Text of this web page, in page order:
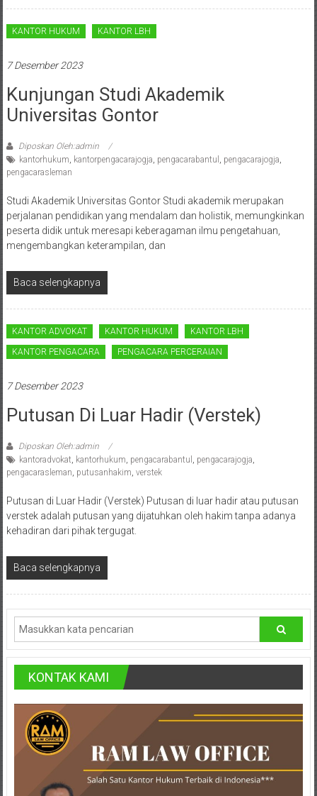
Gunung
Kidul,
Kulon
Progo,
Balikpapan,
Jakarta
Pusat,
Tanggerang,
Purworejo,
Kebumen,
Tasikmalaya,
Purwodadi,
Pacitan,
Palembang,
Bandar
Lampung,
Badung,
Gianyar,
Mataram,
Lombok,
Temanggung,
Sragen,
Karanganyar,
Malang,
Kediri,
Madiun,
Ponorogo,
KANTOR HUKUM KANTOR LBH
7 Desember 2023
Kunjungan Studi Akademik
Universitas Gontor
Diposkan Oleh:admin
kantorhukum, kantorpengacarajogja, pengacarabantul , pengacarajogja,
pengacarasleman
Studi Akademik Universitas Gontor Studi akademik merupakan
perjalanan pendidikan yang mendalam dan holistik, memungkinkan
peserta didik untuk meresapi keberagaman ilmu pengetahuan,
mengembangkan keterampilan, dan
Baca selengkapnya
KANTOR ADVOKAT KANTOR HUKUM KANTOR LBH
KANTOR PENGACARA PENGACARA PERCERAIAN
7 Desember 2023
Putusan Di Luar Hadir (Verstek)
Diposkan Oleh:admin
kantoradvokat, kantorhukum, pengacarabantul , pengacarajogja,
pengacarasleman, putusanhakim, verstek
Putusan di Luar Hadir (Verstek) Putusan di luar hadir atau putusan
verstek adalah putusan yang dijatuhkan oleh hakim tanpa adanya
kehadiran dari pihak tergugat.
Baca selengkapnya
KONTAK KAMI